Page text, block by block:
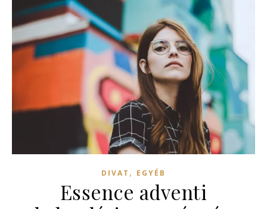
DIVAT , EGYÉB
Essence adventi